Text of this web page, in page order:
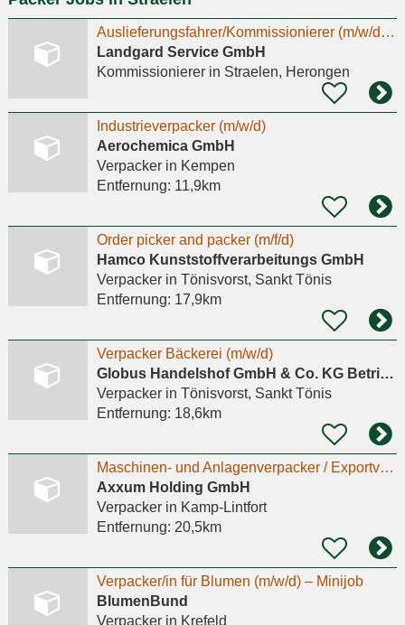
Auslieferungsfahrer/Kommissionierer (m/w/d) im Nahverkehr Vollzeit - Kein LKW-Führerschein
Landgard Service GmbH
Kommissioniererin Straelen, Herongen
Industrieverpacker (m/w/d)
Aerochemica GmbH
Verpackerin Kempen
Entfernung: 11,9km
Order picker and packer (m/f/d)
Hamco Kunststoffverarbeitungs GmbH
Verpackerin Tönisvorst, Sankt Tönis
Entfernung: 17,9km
Verpacker Bäckerei (m/w/d)
Globus Handelshof GmbH & Co. KG Betriebsstätte Tönisvorst
Verpackerin Tönisvorst, Sankt Tönis
Entfernung: 18,6km
Maschinen- und Anlagenverpacker / Exportverpacker (m/w/d)
Axxum Holding GmbH
Verpackerin Kamp-Lintfort
Entfernung: 20,5km
Verpacker/in für Blumen (m/w/d) – Minijob
BlumenBund
Verpackerin Krefeld